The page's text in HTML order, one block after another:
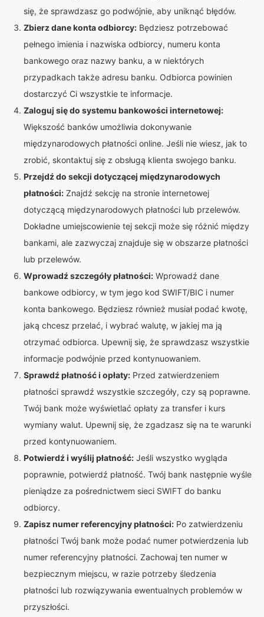
się, że sprawdzasz go podwójnie, aby uniknąć błędów.
Zbierz dane konta odbiorcy: Będziesz potrzebować
pełnego imienia i nazwiska odbiorcy, numeru konta
bankowego oraz nazwy banku, a w niektórych
przypadkach także adresu banku. Odbiorca powinien
dostarczyć Ci wszystkie te informacje.
Zaloguj się do systemu bankowości internetowej:
Większość banków umożliwia dokonywanie
międzynarodowych płatności online. Jeśli nie wiesz, jak to
zrobić, skontaktuj się z obsługą klienta swojego banku.
Przejdź do sekcji dotyczącej międzynarodowych
płatności: Znajdź sekcję na stronie internetowej
dotyczącą międzynarodowych płatności lub przelewów.
Dokładne umiejscowienie tej sekcji może się różnić między
bankami, ale zazwyczaj znajduje się w obszarze płatności
lub przelewów.
Wprowadź szczegóły płatności: Wprowadź dane
bankowe odbiorcy, w tym jego kod SWIFT/BIC i numer
konta bankowego. Będziesz również musiał podać kwotę,
jaką chcesz przelać, i wybrać walutę, w jakiej ma ją
otrzymać odbiorca. Upewnij się, że sprawdzasz wszystkie
informacje podwójnie przed kontynuowaniem.
Sprawdź płatność i opłaty: Przed zatwierdzeniem
płatności sprawdź wszystkie szczegóły, czy są poprawne.
Twój bank może wyświetlać opłaty za transfer i kurs
wymiany walut. Upewnij się, że zgadzasz się na te warunki
przed kontynuowaniem.
Potwierdź i wyślij płatność: Jeśli wszystko wygląda
poprawnie, potwierdź płatność. Twój bank następnie wyśle
pieniądze za pośrednictwem sieci SWIFT do banku
odbiorcy.
Zapisz numer referencyjny płatności: Po zatwierdzeniu
płatności Twój bank może podać numer potwierdzenia lub
numer referencyjny płatności. Zachowaj ten numer w
bezpiecznym miejscu, w razie potrzeby śledzenia
płatności lub rozwiązywania ewentualnych problemów w
przyszłości.